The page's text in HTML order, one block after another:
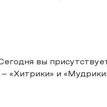
вы
«Хитрики» и